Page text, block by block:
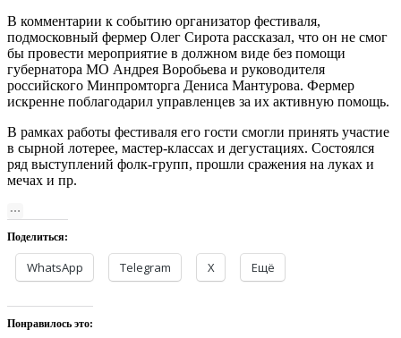
В комментарии к событию организатор фестиваля,
подмосковный фермер Олег Сирота рассказал, что он не смог
бы провести мероприятие в должном виде без помощи
губернатора МО Андрея Воробьева и руководителя
российского Минпромторга Дениса Мантурова. Фермер
искренне поблагодарил управленцев за их активную помощь.
В рамках работы фестиваля его гости смогли принять участие
в сырной лотерее, мастер-классах и дегустациях. Состоялся
ряд выступлений фолк-групп, прошли сражения на луках и
мечах и пр.
Поделиться:
WhatsApp Telegram X Ещё
Понравилось это: